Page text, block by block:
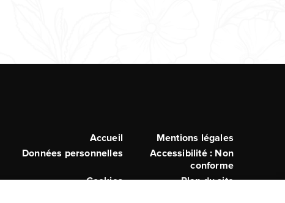
PIED
DE
Accueil
Mentions légales
Données personnelles
Accessibilité : Non
conforme
Cookies
Plan du site